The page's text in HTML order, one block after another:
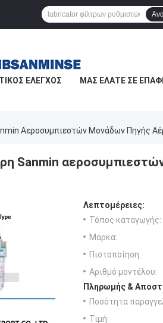
ΈΛΕΓΧΟΣ ΜΑΣ ΕΛΆΤΕ ΣΕ
Αεροσυμπιεστών Μονάδων Πηγής
Sanmin
Λεπτομέρειες:
Τόπος καταγωγής:
Μάρκα:
Πιστοποίηση:
Αριθμό μοντέλου:
Πληρωμής &
Ποσότητα
Τιμή: